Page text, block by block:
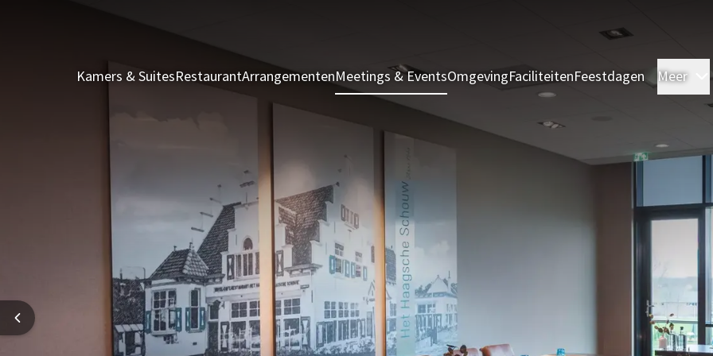
Kamers & SuitesRestaurantArrangementenMeetings & EventsOmgevingFaciliteitenFeestdagen Meer